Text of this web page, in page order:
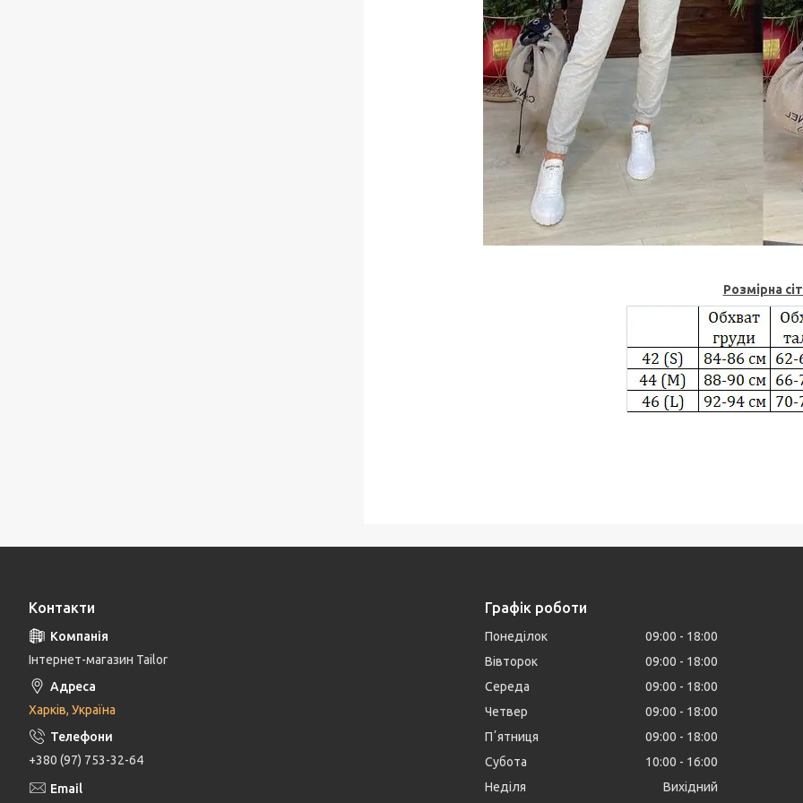
Розмірна
Контакти
Інтернет-магазин Tailor
Харків, Україна
+380 (97) 753-32-64
Графік роботи
Понеділок 09:00
18:00
Вівторок
09:00
18:00
Середа
09:00
18:00
Четвер
09:00
18:00
Пʼятниця
09:00
18:00
Субота
10:00
16:00
Неділя
Вихідний